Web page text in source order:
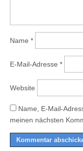
Name *
E-Mail-Adresse *
Website
Name, E-Mail-
meinen nächsten